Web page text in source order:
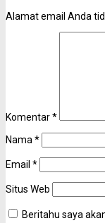
Alamat email Anda
Komentar*
Nama *
Email *
Situs Web
Beritahu saya